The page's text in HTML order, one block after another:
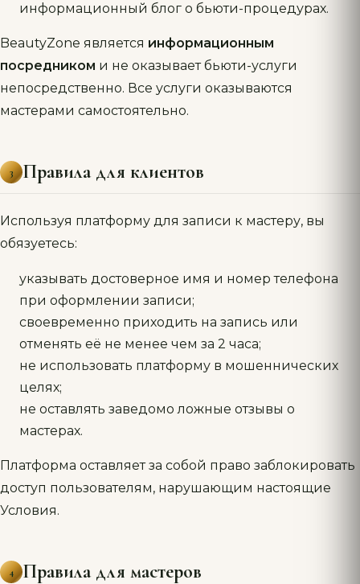
информационный блог о бьюти-процедурах.
BeautyZone является информационным
посредником и не оказывает бьюти-услуги
непосредственно. Все услуги оказываются
мастерами самостоятельно.
3 Правила для клиентов
Используя платформу для записи к мастеру, вы
обязуетесь:
указывать достоверное имя и номер телефона
при оформлении записи;
своевременно приходить на запись или
отменять её не менее чем за 2 часа;
не использовать платформу в мошеннических
целях;
не оставлять заведомо ложные отзывы о
мастерах.
Платформа оставляет за собой право заблокировать
доступ пользователям, нарушающим настоящие
Условия.
4 Правила для мастеров